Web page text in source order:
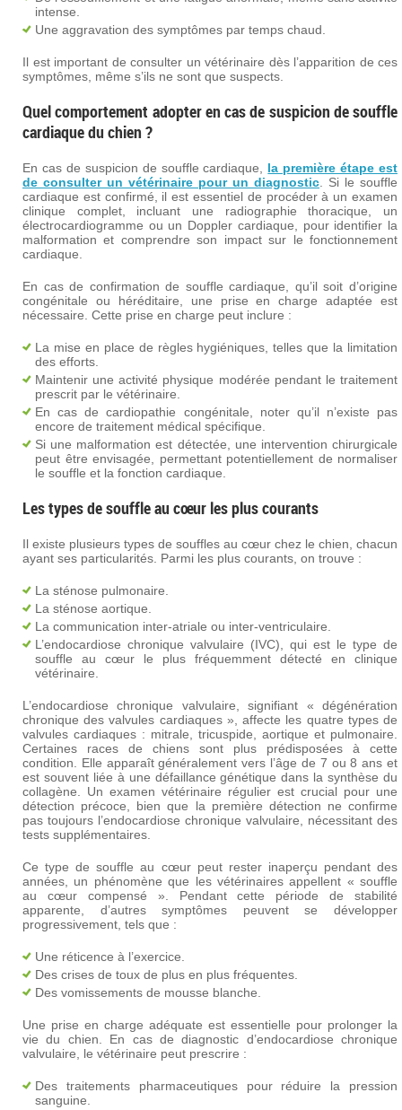
intense.
Une aggravation des symptômes par temps chaud.
Il est important de consulter un vétérinaire dès l’apparition de ces
symptômes, même s’ils ne sont que suspects.
Quel comportement adopter en cas de suspicion de souffle
cardiaque du chien ?
En cas de suspicion de souffle cardiaque, la première étape est
de consulter un vétérinaire pour un diagnostic . Si le souffle
cardiaque est confirmé, il est essentiel de procéder à un examen
clinique complet, incluant une radiographie thoracique, un
électrocardiogramme ou un Doppler cardiaque, pour identifier la
malformation et comprendre son impact sur le fonctionnement
cardiaque.
En cas de confirmation de souffle cardiaque, qu’il soit d’origine
congénitale ou héréditaire, une prise en charge adaptée est
nécessaire. Cette prise en charge peut inclure :
La mise en place de règles hygiéniques, telles que la limitation
des efforts.
Maintenir une activité physique modérée pendant le traitement
prescrit par le vétérinaire.
En cas de cardiopathie congénitale, noter qu’il n’existe pas
encore de traitement médical spécifique.
Si une malformation est détectée, une intervention chirurgicale
peut être envisagée, permettant potentiellement de normaliser
le souffle et la fonction cardiaque.
Les types de souffle au cœur les plus courants
Il existe plusieurs types de souffles au cœur chez le chien, chacun
ayant ses particularités. Parmi les plus courants, on trouve :
La sténose pulmonaire.
La sténose aortique.
La communication inter-atriale ou inter-ventriculaire.
L’endocardiose chronique valvulaire (IVC), qui est le type de
souffle au cœur le plus fréquemment détecté en clinique
vétérinaire.
L’endocardiose chronique valvulaire, signifiant « dégénération
chronique des valvules cardiaques », affecte les quatre types de
valvules cardiaques : mitrale, tricuspide, aortique et pulmonaire.
Certaines races de chiens sont plus prédisposées à cette
condition. Elle apparaît généralement vers l’âge de 7 ou 8 ans et
est souvent liée à une défaillance génétique dans la synthèse du
collagène. Un examen vétérinaire régulier est crucial pour une
détection précoce, bien que la première détection ne confirme
pas toujours l’endocardiose chronique valvulaire, nécessitant des
tests supplémentaires.
Ce type de souffle au cœur peut rester inaperçu pendant des
années, un phénomène que les vétérinaires appellent « souffle
au cœur compensé ». Pendant cette période de stabilité
apparente, d’autres symptômes peuvent se développer
progressivement, tels que :
Une réticence à l’exercice.
Des crises de toux de plus en plus fréquentes.
Des vomissements de mousse blanche.
Une prise en charge adéquate est essentielle pour prolonger la
vie du chien. En cas de diagnostic d’endocardiose chronique
valvulaire, le vétérinaire peut prescrire :
Des traitements pharmaceutiques pour réduire la pression
sanguine.